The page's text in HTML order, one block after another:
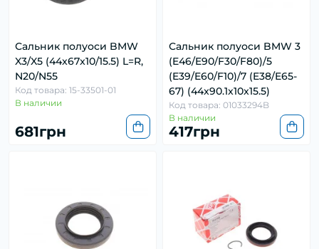
Сальник полуоси BMW
X3/X5 (44x67x10/15.5) L=R,
N20/N55
Код товара: 15-33501-01
В наличии
681грн
Сальник полуоси BMW 3
(E46/E90/F30/F80)/5
(E39/E60/F10)/7 (E38/E65-
67) (44x90.1x10x15.5)
Код товара: 01033294B
В наличии
417грн